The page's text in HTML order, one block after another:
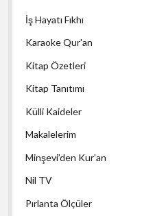
İş Hayatı Fıkhı
Karaoke Qur'an
Kitap Özetleri
Kitap Tanıtımı
Külli Kaideler
Makalelerim
Minşevi’den Kur’an
Nil TV
Pırlanta Ölçüler